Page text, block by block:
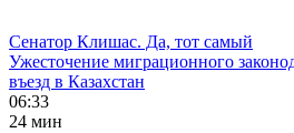
Сенатор Клишас. Да, тот самый
Ужесточение миграционного
въезд в Казахстан
06:33
24 мин